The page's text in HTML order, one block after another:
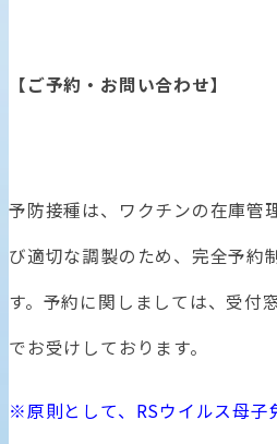
【ご予約・お問い合わせ】
予防接種は、ワクチンの在庫管
び適切な調製のため、完全予約
す。予約に関しましては、受付
でお受けしております。
※原則として、RSウイルス母子